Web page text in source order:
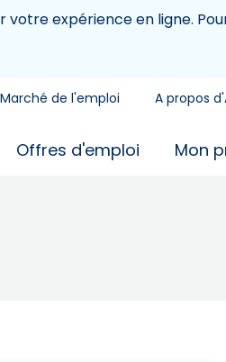
expérience en ligne.
Marché de l'emploi A propos
Offres d'emploi Mon